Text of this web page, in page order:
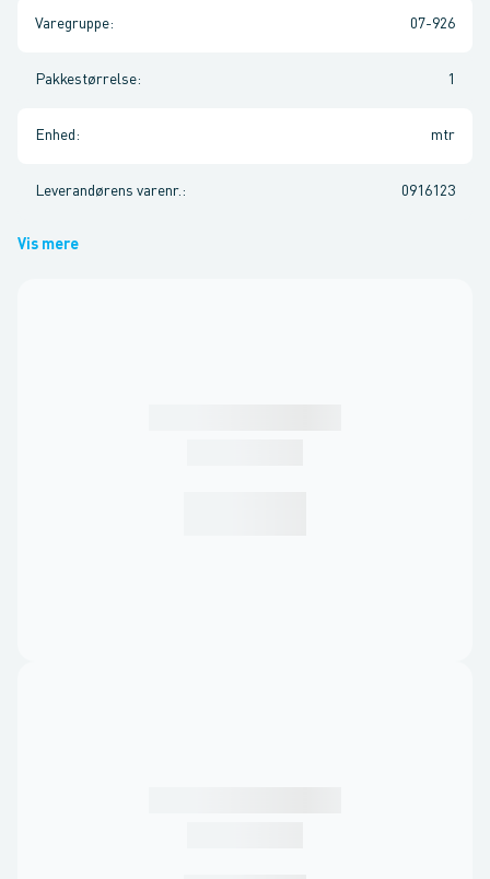
Varegruppe: 07-926
Pakkestørrelse: 1
Enhed : mtr
Leverandørens varenr. : 0916123
Vis mere